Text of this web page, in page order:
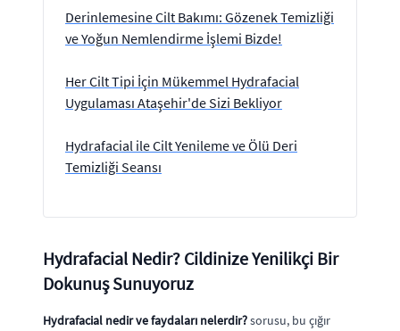
Derinlemesine Cilt Bakımı: Gözenek Temizliği
ve Yoğun Nemlendirme İşlemi Bizde!
Her Cilt Tipi İçin Mükemmel Hydrafacial
Uygulaması Ataşehir'de Sizi Bekliyor
Hydrafacial ile Cilt Yenileme ve Ölü Deri
Temizliği Seansı
Hydrafacial Nedir? Cildinize Yenilikçi Bir
Dokunuş Sunuyoruz
Hydrafacial nedir ve faydaları nelerdir?sorusu, bu çığır